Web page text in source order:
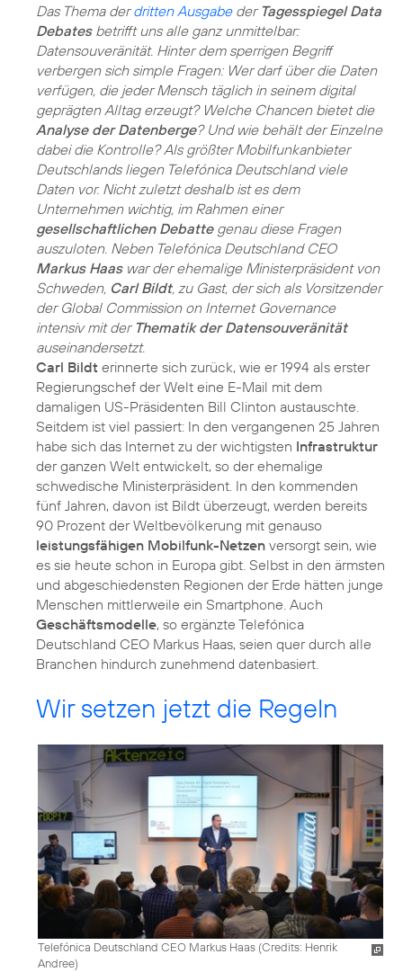
Das Thema derdritten Ausgabeder Tagesspiegel Data
Debatesbetrifft uns alle ganz unmittelbar:
Datensouveränität. Hinter dem sperrigen Begriff
verbergen sich simple Fragen: Wer darf über die Daten
verfügen, die jeder Mensch täglich in seinem digital
geprägten Alltag erzeugt? Welche Chancen bietet die
Analyse der Datenberge? Und wie behält der Einzelne
dabei die Kontrolle? Als größter Mobilfunkanbieter
Deutschlands liegen Telefónica Deutschland viele
Daten vor. Nicht zuletzt deshalb ist es dem
Unternehmen wichtig, im Rahmen einer
gesellschaftlichen Debattegenau diese Fragen
auszuloten. Neben Telefónica Deutschland CEO
Markus Haaswar der ehemalige Ministerpräsident von
Schweden, Carl Bildt, zu Gast, der sich als Vorsitzender
der Global Commission on Internet Governance
intensiv mit der Thematik der Datensouveränität
auseinandersetzt.
Carl Bildt erinnerte sich zurück, wie er 1994 als erster
Regierungschef der Welt eine E-Mail mit dem
damaligen US-Präsidenten Bill Clinton austauschte.
Seitdem ist viel passiert: In den vergangenen 25 Jahren
habe sich das Internet zu der wichtigsten Infrastruktur
der ganzen Welt entwickelt, so der ehemalige
schwedische Ministerpräsident. In den kommenden
fünf Jahren, davon ist Bildt überzeugt, werden bereits
90 Prozent der Weltbevölkerung mit genauso
leistungsfähigen Mobilfunk-Netzen versorgt sein, wie
es sie heute schon in Europa gibt. Selbst in den ärmsten
und abgeschiedensten Regionen der Erde hätten junge
Menschen mittlerweile ein Smartphone. Auch
Geschäftsmodelle, so ergänzte Telefónica
Deutschland CEO Markus Haas, seien quer durch alle
Branchen hindurch zunehmend datenbasiert.
Wir setzen jetzt die Regeln
Telefónica Deutschland CEO Markus Haas (Credits: Henrik
Andree)